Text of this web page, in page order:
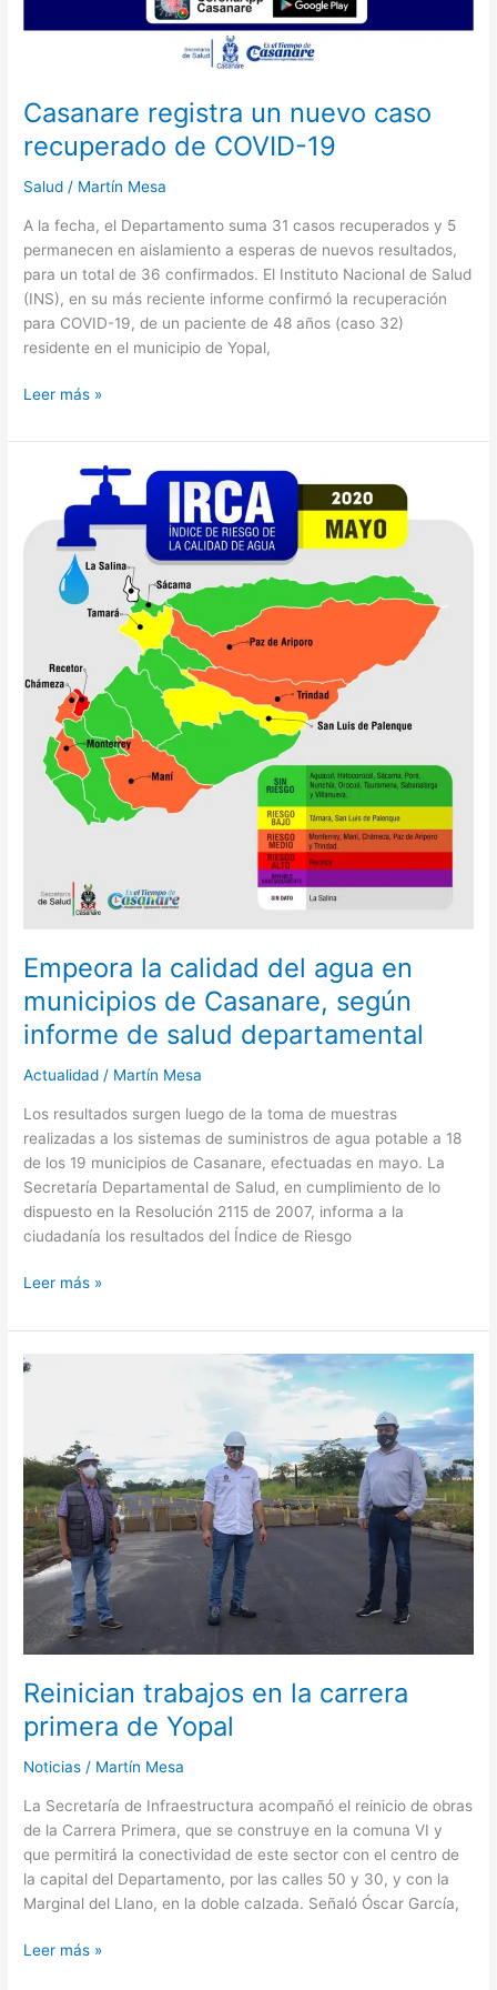
Casanare registra un nuevo caso
recuperado de COVID-19
Salud / Martín Mesa
A la fecha, el Departamento suma 31 casos recuperados y 5
permanecen en aislamiento a esperas de nuevos resultados,
para un total de 36 confirmados. El Instituto Nacional de Salud
(INS), en su más reciente informe confirmó la recuperación
para COVID-19, de un paciente de 48 años (caso 32)
residente en el municipio de Yopal,
Leer más »
Empeora la calidad del agua en
municipios de Casanare, según
informe de salud departamental
Actualidad / Martín Mesa
Los resultados surgen luego de la toma de muestras
realizadas a los sistemas de suministros de agua potable a 18
de los 19 municipios de Casanare, efectuadas en mayo. La
Secretaría Departamental de Salud, en cumplimiento de lo
dispuesto en la Resolución 2115 de 2007, informa a la
ciudadanía los resultados del Índice de Riesgo
Empeora
calidad
municipios
Casanare,
según
informe
salud
departamental
Leer más »
Reinician trabajos en la carrera
primera de Yopal
Noticias / Martín Mesa
La Secretaría de Infraestructura acompañó el reinicio de obras
de la Carrera Primera, que se construye en la comuna VI y
que permitirá la conectividad de este sector con el centro de
la capital del Departamento, por las calles 50 y 30, y con la
Marginal del Llano, en la doble calzada. Señaló Óscar García,
Reinician
carrera
primera
de
Yopal
Leer más »